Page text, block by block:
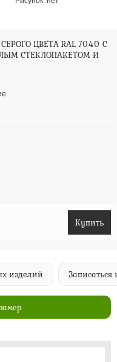
ЦВЕТА RAL 7040 С
СТЕКЛОПАКЕТОМ И
Купить
Записаться на